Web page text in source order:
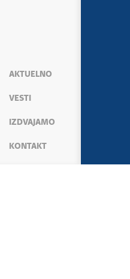
AKTUELNO
VESTI
IZDVAJAMO
KONTAKT